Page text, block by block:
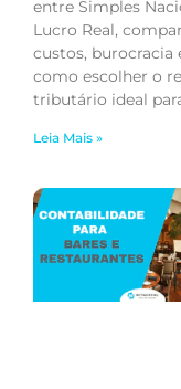
entre Simples
Lucro Real,
custos, burocracia
como escolher o
tributário ideal
Leia Mais »